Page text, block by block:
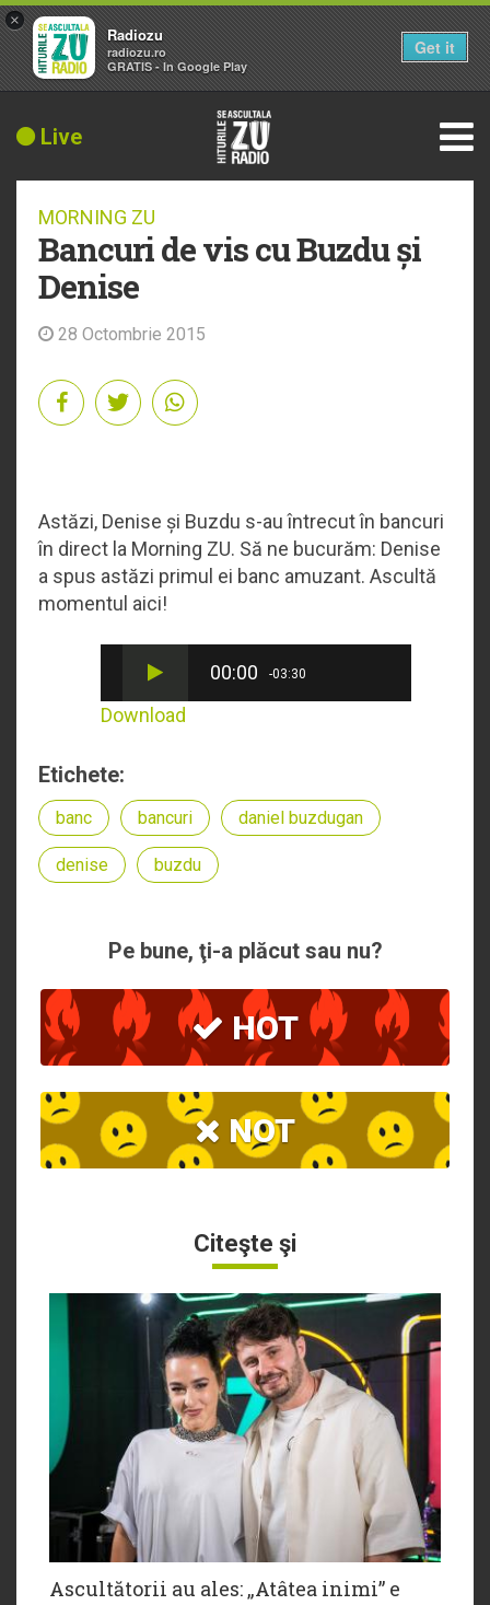
Live
MORNING ZU
Bancuri de vis cu Buzdu și
Denise
28 Octombrie 2015
Astăzi, Denise și Buzdu s-au întrecut în bancuri
în direct la Morning ZU. Să ne bucurăm: Denise
a spus astăzi primul ei banc amuzant. Ascultă
momentul aici!
00:00 -03:30
Download
Etichete:
banc bancuri daniel buzdugan
denise buzdu
Pe bune, ţi-a plăcut sau nu?
HOT
NOT
Citeşte şi
Ascultătorii au ales: „Atâtea inimi” e
×
Radiozu
radiozu.ro
GRATIS - In Google Play
Get it